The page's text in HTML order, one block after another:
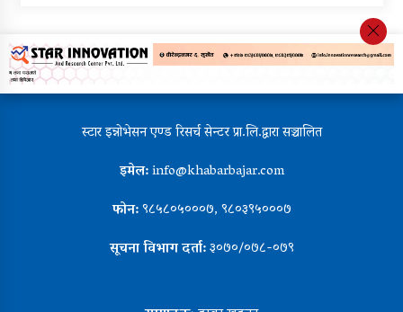
स्टार इन्नोभेसन एण्ड रिसर्च सेन्टर प्रा.लि.द्वारा सञ्चालित
इमेल:info@khabarbajar.com
फोन:९८५८०५०००७, ९८०३९५०००७
सूचना विभाग दर्ता:३०७०/०७८-०७९